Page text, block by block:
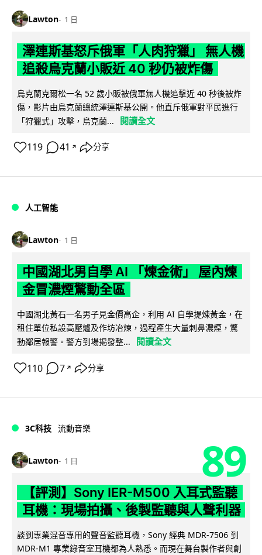
Lawton 1 日
澤連斯基怒斥俄軍「人肉狩獵」 無人機
追殺烏克蘭小販近 40 秒仍被炸傷
烏克蘭克爾松一名 52 歲小販被俄軍無人機追擊近 40 秒後被炸
傷，影片由烏克蘭總統澤連斯基公開。他直斥俄軍對平民進行
「狩獵式」攻擊，烏克蘭...
閱讀全文
119 41 ↗ 分享
人工智能
Lawton 1 日
中國湖北男自學 AI 「煉金術」 屋內煉
金冒濃煙驚動全區
中國湖北黃石一名男子見金價高企，利用 AI 自學提煉黃金，在
租住單位私設高壓爐及作坊冶煉，過程產生大量刺鼻濃煙，驚
動鄰居報警。警方到場揭發整...
閱讀全文
110 7 ↗ 分享
3C科技 流動音樂
Lawton 1 日 89
【評測】Sony IER-M500 入耳式監聽
耳機：現場拍攝、後製監聽與人聲利器
談到專業混音專用的聲音監聽耳機，Sony 經典 MDR-7506 到
MDR-M1 專業錄音室耳機都為人熟悉。而現在舞台製作者與創